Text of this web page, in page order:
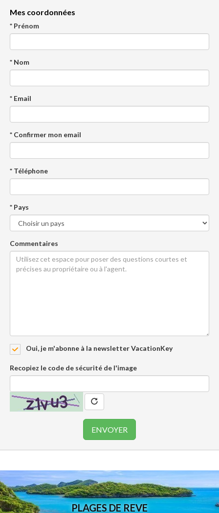
Mes coordonnées
* Prénom
* Nom
* Email
* Confirmer mon email
* Téléphone
* Pays
Commentaires
Oui, je m'abonne à la newsletter VacationKey
Recopiez le code de sécurité de l'image
PLAGES DE REVE